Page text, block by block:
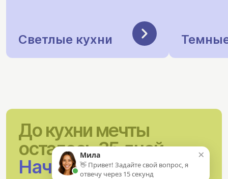
Светлые кухни
До кухни мечты
осталось 35 дней.
Начнём сейчас?
×
Мила
👋 Привет! Задайте свой вопрос, я
отвечу через 15 секунд